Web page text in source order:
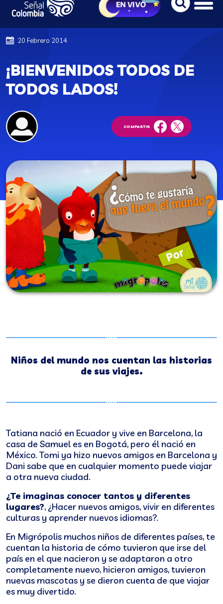
20 Febrero 2014
¡BIENVENIDOS TODOS DE
TODOS LADOS!
COMPARTIR
Niños del mundo nos cuentan las historias
de sus viajes.
Tatiana nació en Ecuador y vive en Barcelona, la
casa de Samuel es en Bogotá, pero él nació en
México. Tomi ya hizo nuevos amigos en Barcelona y
Dani sabe que en cualquier momento puede viajar
a otra nueva ciudad.
¿Te imaginas conocer tantos y diferentes
lugares?, ¿Hacer nuevos amigos, vivir en diferentes
culturas y aprender nuevos idiomas?.
En Migrópolis muchos niños de diferentes países, te
cuentan la historia de cómo tuvieron que irse del
país en el que nacieron y se adaptaron a otro
completamente nuevo, hicieron amigos, tuvieron
nuevas mascotas y se dieron cuenta de que viajar
es muy divertido.